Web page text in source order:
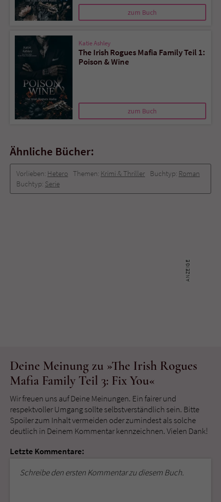
zum Buch
Katie Ashley
The Irish Rogues Mafia Family Teil 1:
Poison & Wine
zum Buch
Ähnliche Bücher:
Vorlieben: Hetero Themen: Krimi & Thriller Buchtyp: Roman
Buchtyp: Serie
Deine Meinung zu »The Irish Rogues
Mafia Family Teil 3: Fix You«
Wir freuen uns auf Deine Meinungen. Ein fairer und
respektvoller Umgang sollte selbstverständlich sein. Bitte
Spoiler zum Inhalt vermeiden oder zumindest als solche
deutlich in Deinem Kommentar kennzeichnen. Vielen Dank!
Letzte Kommentare:
Schreibe den ersten Kommentar zu diesem Buch.